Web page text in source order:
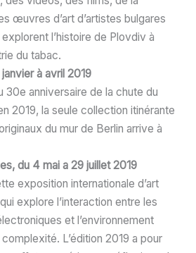
œuvres d’art d’artistes bulgares
l’histoire de Plovdiv à
du tabac.
à avril 2019
30e anniversaire de la chute du
2019, la seule collection itinérante
du mur de Berlin arrive à
du 4 mai a 29 juillet 2019
exposition internationale d’art
explore l’interaction entre les
et l’environnement
L’édition 2019 a pour